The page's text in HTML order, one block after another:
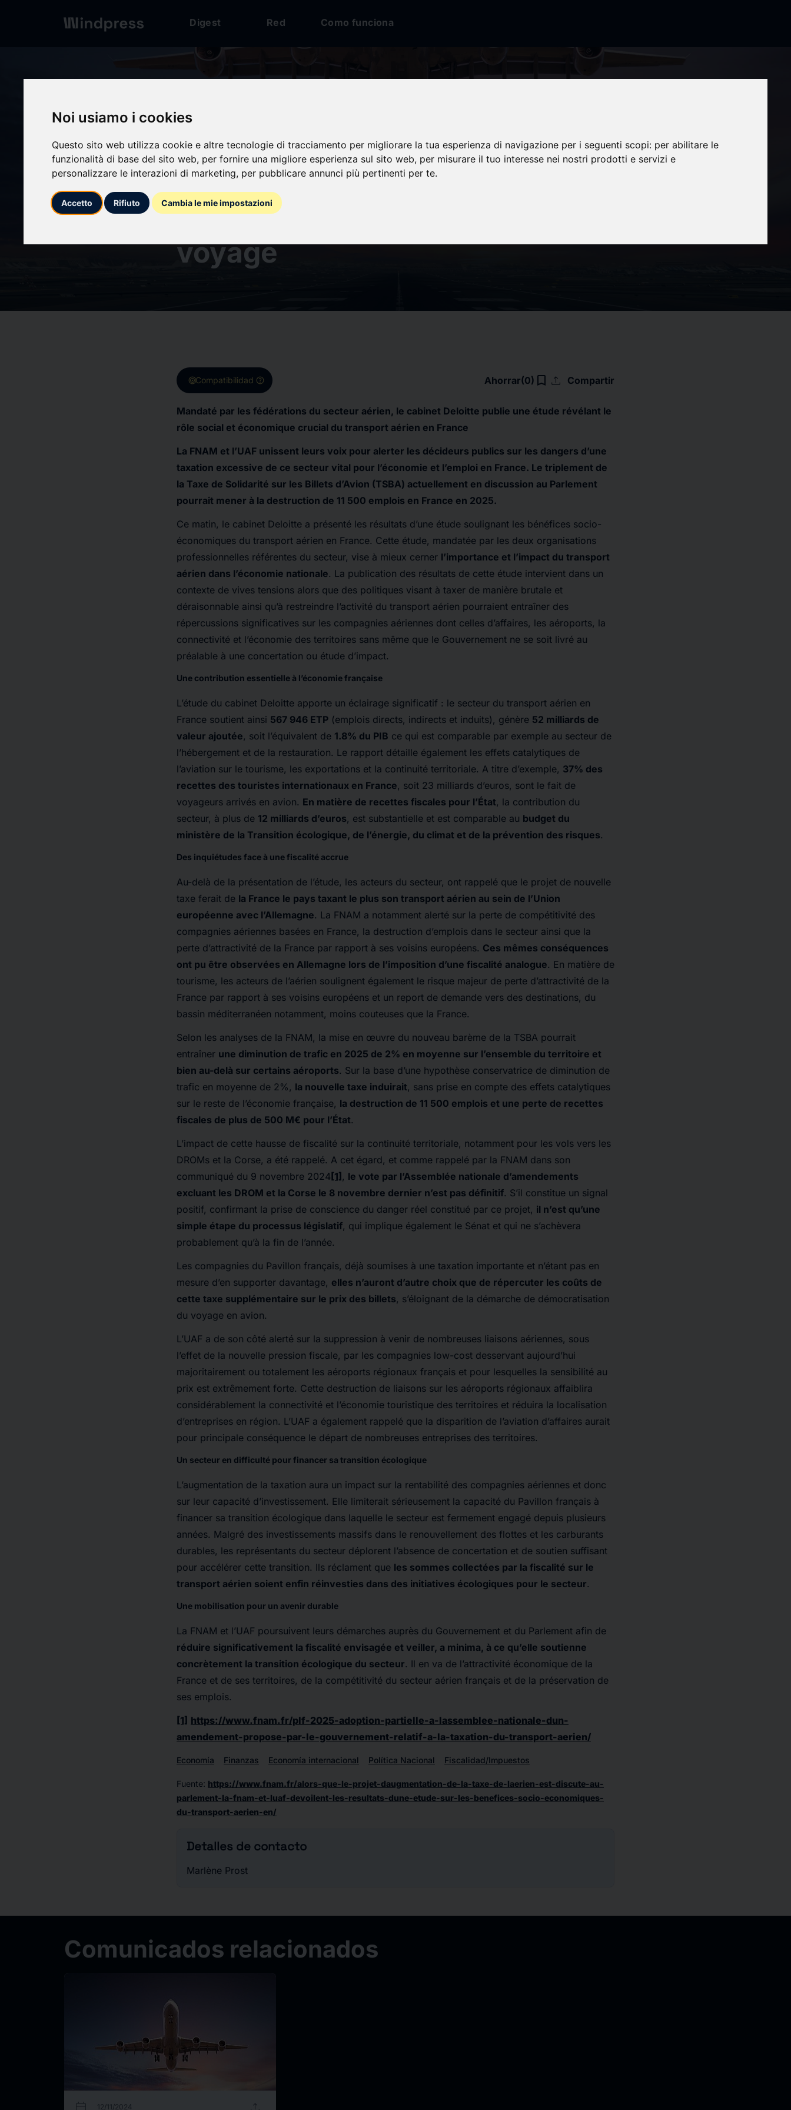
Noi usiamo i cookies
Questo sito web utilizza cookie e altre tecnologie di tracciamento per migliorare la tua esperienza di navigazione per i seguenti scopi: per abilitare le
funzionalità di base del sito web, per fornire una migliore esperienza sul sito web, per misurare il tuo interesse nei nostri prodotti e servizi e
personalizzare le interazioni di marketing, per pubblicare annunci più pertinenti per te.
Accetto Rifiuto Cambia le mie impostazioni
Digest Red Como funciona
calendar_today 12/11/2024
Allègement des conditions de
voyage
targetCompatibilidad help Ahorrar(0) bookmark_border upload Compartir
Mandaté par les fédérations du secteur aérien, le cabinet Deloitte publie une étude révélant le
rôle social et économique crucial du transport aérien en France
La FNAM et l’UAF unissent leurs voix pour alerter les décideurs publics sur les dangers d’une
taxation excessive de ce secteur vital pour l’économie et l’emploi en France. Le triplement de
la Taxe de Solidarité sur les Billets d’Avion (TSBA) actuellement en discussion au Parlement
pourrait mener à la destruction de 11 500 emplois en France en 2025.
Ce matin, le cabinet Deloitte a présenté les résultats d’une étude soulignant les bénéfices socio-
économiques du transport aérien en France. Cette étude, mandatée par les deux organisations
professionnelles référentes du secteur, vise à mieux cerner l’importance et l’impact du transport
aérien dans l’économie nationale. La publication des résultats de cette étude intervient dans un
contexte de vives tensions alors que des politiques visant à taxer de manière brutale et
déraisonnable ainsi qu’à restreindre l’activité du transport aérien pourraient entraîner des
répercussions significatives sur les compagnies aériennes dont celles d’affaires, les aéroports, la
connectivité et l’économie des territoires sans même que le Gouvernement ne se soit livré au
préalable à une concertation ou étude d’impact.
Une contribution essentielle à l’économie française
L’étude du cabinet Deloitte apporte un éclairage significatif : le secteur du transport aérien en
France soutient ainsi 567 946 ETP (emplois directs, indirects et induits), génère 52 milliards de
valeur ajoutée, soit l’équivalent de 1.8% du PIB ce qui est comparable par exemple au secteur de
l’hébergement et de la restauration. Le rapport détaille également les effets catalytiques de
l’aviation sur le tourisme, les exportations et la continuité territoriale. A titre d’exemple, 37% des
recettes des touristes internationaux en France, soit 23 milliards d’euros, sont le fait de
voyageurs arrivés en avion. En matière de recettes fiscales pour l’État, la contribution du
secteur, à plus de 12 milliards d’euros, est substantielle et est comparable au budget du
ministère de la Transition écologique, de l’énergie, du climat et de la prévention des risques.
Des inquiétudes face à une fiscalité accrue
Au-delà de la présentation de l’étude, les acteurs du secteur, ont rappelé que le projet de nouvelle
taxe ferait de la France le pays taxant le plus son transport aérien au sein de l’Union
européenne avec l’Allemagne. La FNAM a notamment alerté sur la perte de compétitivité des
compagnies aériennes basées en France, la destruction d’emplois dans le secteur ainsi que la
perte d’attractivité de la France par rapport à ses voisins européens. Ces mêmes conséquences
ont pu être observées en Allemagne lors de l’imposition d’une fiscalité analogue. En matière de
tourisme, les acteurs de l’aérien soulignent également le risque majeur de perte d’attractivité de la
France par rapport à ses voisins européens et un report de demande vers des destinations, du
bassin méditerranéen notamment, moins couteuses que la France.
Selon les analyses de la FNAM, la mise en œuvre du nouveau barème de la TSBA pourrait
entraîner une diminution de trafic en 2025 de 2% en moyenne sur l’ensemble du territoire et
bien au-delà sur certains aéroports. Sur la base d’une hypothèse conservatrice de diminution de
trafic en moyenne de 2%, la nouvelle taxe induirait, sans prise en compte des effets catalytiques
sur le reste de l’économie française, la destruction de 11 500 emplois et une perte de recettes
fiscales de plus de 500 M€ pour l’État.
L’impact de cette hausse de fiscalité sur la continuité territoriale, notamment pour les vols vers les
DROMs et la Corse, a été rappelé. A cet égard, et comme rappelé par la FNAM dans son
communiqué du 9 novembre 2024 [1] , le vote par l’Assemblée nationale d’amendements
excluant les DROM et la Corse le 8 novembre dernier n’est pas définitif. S’il constitue un signal
positif, confirmant la prise de conscience du danger réel constitué par ce projet, il n’est qu’une
simple étape du processus législatif, qui implique également le Sénat et qui ne s’achèvera
probablement qu’à la fin de l’année.
Les compagnies du Pavillon français, déjà soumises à une taxation importante et n’étant pas en
mesure d’en supporter davantage, elles n’auront d’autre choix que de répercuter les coûts de
cette taxe supplémentaire sur le prix des billets, s’éloignant de la démarche de démocratisation
du voyage en avion.
L’UAF a de son côté alerté sur la suppression à venir de nombreuses liaisons aériennes, sous
l’effet de la nouvelle pression fiscale, par les compagnies low-cost desservant aujourd’hui
majoritairement ou totalement les aéroports régionaux français et pour lesquelles la sensibilité au
prix est extrêmement forte. Cette destruction de liaisons sur les aéroports régionaux affaiblira
considérablement la connectivité et l’économie touristique des territoires et réduira la localisation
d’entreprises en région. L’UAF a également rappelé que la disparition de l’aviation d’affaires aurait
pour principale conséquence le départ de nombreuses entreprises des territoires.
Un secteur en difficulté pour financer sa transition écologique
L’augmentation de la taxation aura un impact sur la rentabilité des compagnies aériennes et donc
sur leur capacité d’investissement. Elle limiterait sérieusement la capacité du Pavillon français à
financer sa transition écologique dans laquelle le secteur est fermement engagé depuis plusieurs
années. Malgré des investissements massifs dans le renouvellement des flottes et les carburants
durables, les représentants du secteur déplorent l’absence de concertation et de soutien suffisant
pour accélérer cette transition. Ils réclament que les sommes collectées par la fiscalité sur le
transport aérien soient enfin réinvesties dans des initiatives écologiques pour le secteur.
Une mobilisation pour un avenir durable
La FNAM et l’UAF poursuivent leurs démarches auprès du Gouvernement et du Parlement afin de
réduire significativement la fiscalité envisagée et veiller, a minima, à ce qu’elle soutienne
concrètement la transition écologique du secteur. Il en va de l’attractivité économique de la
France et de ses territoires, de la compétitivité du secteur aérien français et de la préservation de
ses emplois.
[1] https://www.fnam.fr/plf-2025-adoption-partielle-a-lassemblee-nationale-dun-
amendement-propose-par-le-gouvernement-relatif-a-la-taxation-du-transport-aerien/
Economía Finanzas Economía internacional Política Nacional Fiscalidad/Impuestos
Fuente: https://www.fnam.fr/alors-que-le-projet-daugmentation-de-la-taxe-de-laerien-est-discute-au-
parlement-la-fnam-et-luaf-devoilent-les-resultats-dune-etude-sur-les-benefices-socio-economiques-
du-transport-aerien-en/
Detalles de contacto
Marlène Prost
Comunicados relacionados
12/11/2024